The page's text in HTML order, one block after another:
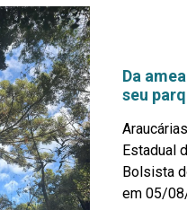
Da
seu
Estadual
Bolsista
em 05/